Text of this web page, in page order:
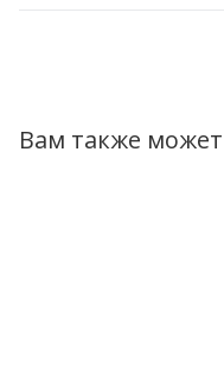
Вам также